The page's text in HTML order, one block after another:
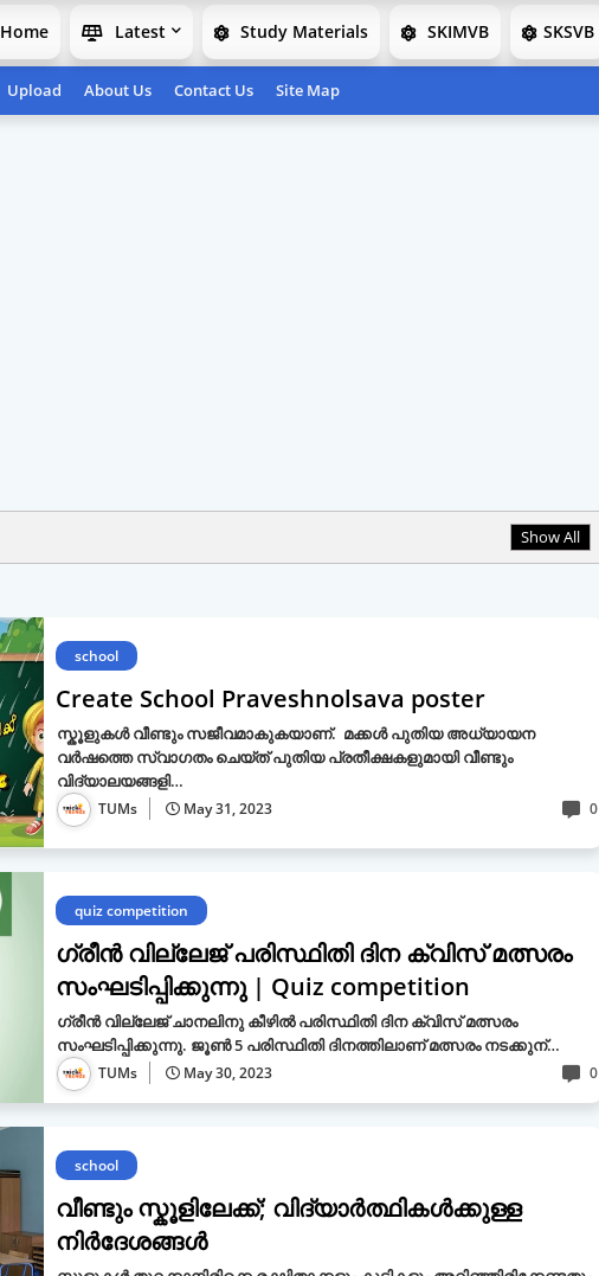
Home Latest Study Materials SKIMVB SKSVB
Upload About Us Contact Us Site Map
Show All
school
Create School Praveshnolsava poster
സ്കൂളുകൾ വീണ്ടും സജീവമാകുകയാണ്. മക്കൾ പുതിയ അധ്യായന
വർഷത്തെ സ്വാഗതം ചെയ്ത് പുതിയ പ്രതീക്ഷകളുമായി വീണ്ടും
വിദ്യാലയങ്ങളി…
TUMs May 31, 2023 0
quiz competition
ഗ്രീൻ വില്ലേജ് പരിസ്ഥിതി ദിന ക്വിസ് മത്സരം
സംഘടിപ്പിക്കുന്നു | Quiz competition
ഗ്രീൻ വില്ലേജ് ചാനലിനു കീഴിൽ പരിസ്ഥിതി ദിന ക്വിസ് മത്സരം
സംഘടിപ്പിക്കുന്നു. ജൂൺ 5 പരിസ്ഥിതി ദിനത്തിലാണ് മത്സരം നടക്കുന്…
TUMs May 30, 2023 0
school
വീണ്ടും സ്കൂളിലേക്ക്; വിദ്യാര്‍ത്ഥികള്‍ക്കുള്ള
നിര്‍ദേശങ്ങള്‍